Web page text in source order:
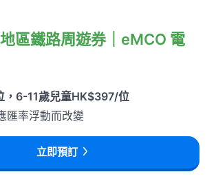
區鐵路周遊券｜eMCO 電
，6-11歲兒童HK$397/位
匯率浮動而改變
立即預訂